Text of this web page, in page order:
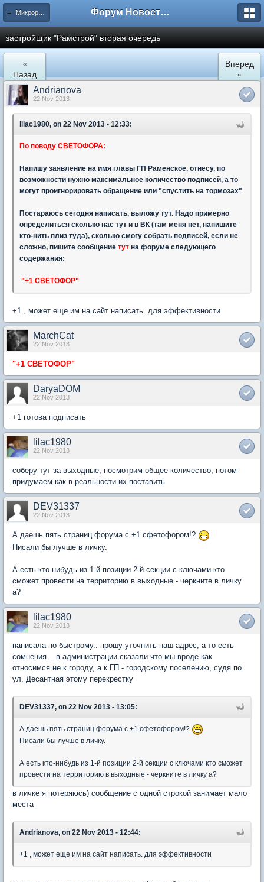
← Микрорайон Солнечный (ул. Лучистая 1, 2, 3) Форум Новостройки
застройщик "Рамстрой" вторая очередь
«
Назад
Вперед
»
Andrianova
22 Nov 2013
lilac1980, on 22 Nov 2013 - 12:33:
По поводу СВЕТОФОРА:
Напишу заявление на имя главы ГП Раменское, отнесу, по
возможности нужно максимальное количество подписей, а то
могут проигнорировать обращение или "спустить на тормозах"
Постараюсь сегодня написать, выложу тут. Надо примерно
определиться сколько нас тут и в ВК (там меня нет, напишите
кто-нить плиз туда), сколько смогу собрать подписей, если не
сложно, пишите сообщение тут на форуме следующего
содержания:
"+1 СВЕТОФОР"
+1 , может еще им на сайт написать. для эффективности
MarchCat
22 Nov 2013
"+1 СВЕТОФОР"
DaryaDOM
22 Nov 2013
+1 готова подписать
lilac1980
22 Nov 2013
соберу тут за выходные, посмотрим общее количество, потом
придумаем как в реальности их поставить
DEV31337
22 Nov 2013
А даешь пять страниц форума с +1 сфетофором!?
Писали бы лучше в личку.
А есть кто-нибудь из 1-й позиции 2-й секции с ключами кто
сможет провести на территорию в выходные - черкните в личку
а?
lilac1980
22 Nov 2013
написала по быстрому.. прошу уточнить наш адрес, а то есть
сомнения... в администрации сказали что мы вроде как
относимся не к городу, а к ГП - городскому поселению, судя по
ул. Десантная этому перекрестку
DEV31337, on 22 Nov 2013 - 13:05:
А даешь пять страниц форума с +1 сфетофором!?
Писали бы лучше в личку.
А есть кто-нибудь из 1-й позиции 2-й секции с ключами кто сможет
провести на территорию в выходные - черкните в личку а?
в личке я потеряюсь) сообщение с одной строкой занимает мало
места
Andrianova, on 22 Nov 2013 - 12:44:
+1 , может еще им на сайт написать. для эффективности